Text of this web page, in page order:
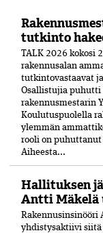
tutkinto
TALK 2026 kokosi
rakennusalan
tutkintovastaavat
Osallistujia puhutti
rakennusmestarin
Koulutuspuolella
ylemmän
rooli on
Aiheesta...
Hallituksen
Antti Mäkelä
Rakennusinsinööri
yhdistysaktiivi siitä